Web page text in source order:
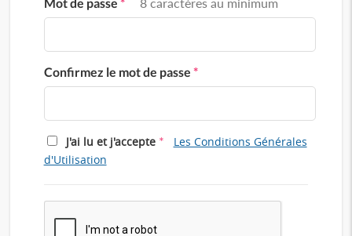
Confirmez le mot de passe *
J'ai lu et j'accepte *
Les Conditions Générales
d'Utilisation